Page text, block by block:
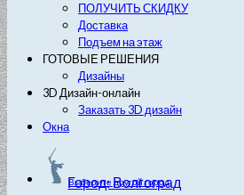
ПОЛУЧИТЬ СКИДКУ
Доставка
Подъем на этаж
ГОТОВЫЕ РЕШЕНИЯ
Дизайны
3D Дизайн-онлайн
Заказать 3D дизайн
Окна
Город: Волгоград
Выберите другой город